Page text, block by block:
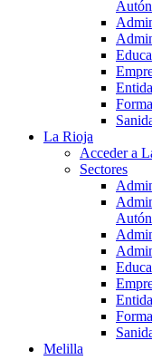
La Rioja
Acceder a
Sectores
Melilla